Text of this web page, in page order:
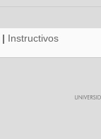
| Instructivos